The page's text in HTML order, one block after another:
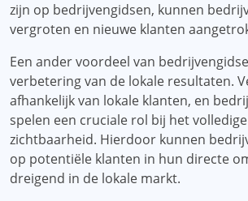
zijn op bedrijvengidsen, kunnen
vergroten en nieuwe klanten
Een ander voordeel van
verbetering van de lokale resultaten.
afhankelijk van lokale klanten, en
spelen een cruciale rol bij het
zichtbaarheid. Hierdoor kunnen
op potentiële klanten in hun directe
dreigend in de lokale markt.